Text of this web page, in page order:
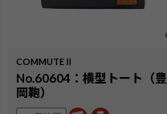
COMMUTEⅡ
No.60604：横型トート（豊
岡鞄）